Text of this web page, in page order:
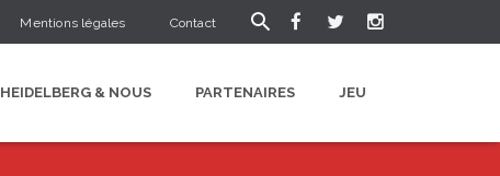
Mentions légales Contact
HEIDELBERG & NOUS PARTENAIRES JEU